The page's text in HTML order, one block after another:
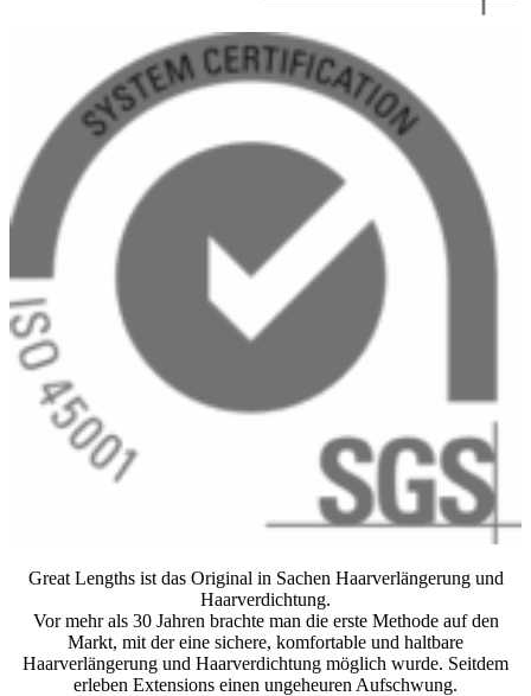
Great Lengths ist das Original in Sachen Haarverlängerung und
Haarverdichtung.
Vor mehr als 30 Jahren brachte man die erste Methode auf den
Markt, mit der eine sichere, komfortable und haltbare
Haarverlängerung und Haarverdichtung möglich wurde. Seitdem
erleben Extensions einen ungeheuren Aufschwung.